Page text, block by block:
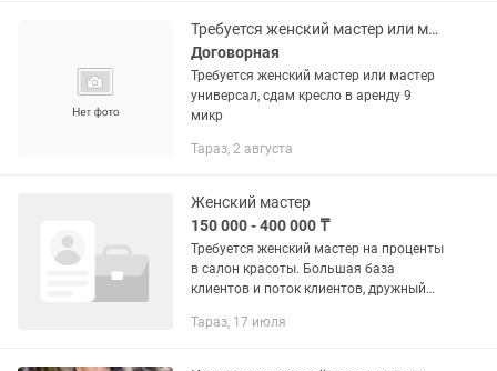
Требуется женский мастер или мастер универсал, сдам кресло в аренду 9 микр
Договорная
Требуется женский мастер или мастер
универсал, сдам кресло в аренду 9
микр
Тараз, 2 августа
Женский мастер
150 000 - 400 000 ₸
Требуется женский мастер на проценты
в салон красоты. Большая база
клиентов и поток клиентов, дружный
Тараз, 17 июля